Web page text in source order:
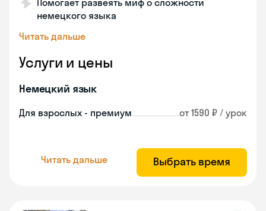
Помогает развеять миф о сложности
немецкого языка
Читать дальше
Услуги и цены
Немецкий язык
Для взрослых - премиум от 1590 ₽ / урок
Читать дальше Выбрать время